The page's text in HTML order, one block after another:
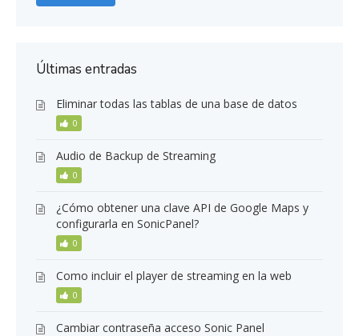
Últimas entradas
Eliminar todas las tablas de una base de datos
0
Audio de Backup de Streaming
0
¿Cómo obtener una clave API de Google Maps y
configurarla en SonicPanel?
0
Como incluir el player de streaming en la web
0
Cambiar contraseña acceso Sonic Panel